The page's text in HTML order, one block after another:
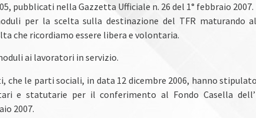
pubblicati nella Gazzetta Ufficiale n. 26 del 1° febbraio 2007.
per la scelta sulla destinazione del TFR maturando
che ricordiamo essere libera e volontaria.
ai lavoratori in servizio.
le parti sociali, in data 12 dicembre 2006, hanno
e statutarie per il conferimento al Fondo Casella
2007.